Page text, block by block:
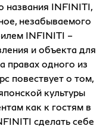
названия INFINITI,
незабываемого
INFINITI –
и объекта для
правах одного из
повествует о том,
культуры
как к гостям в
сделать себе